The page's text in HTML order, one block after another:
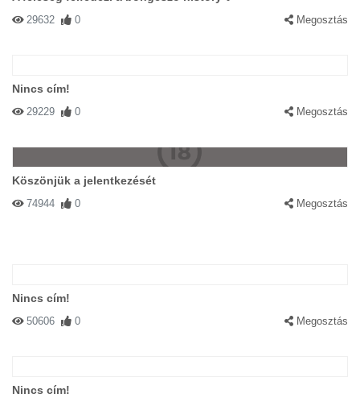
29632 0 Megosztás
Nincs cím!
29229 0 Megosztás
Köszönjük a jelentkezését
74944 0 Megosztás
Nincs cím!
50606 0 Megosztás
Nincs cím!